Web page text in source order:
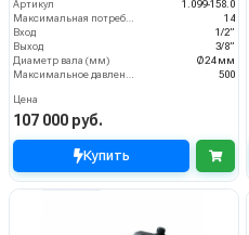
Артикул
1.099-158.0
14
Вход
1/2”
Выход
3/8”
Диаметр вала (мм)
Ø24 мм
500
Цена
107 000 руб.
Купить